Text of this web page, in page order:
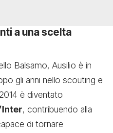
a una scelta
Balsamo, Ausilio è in
gli anni nello scouting e
è diventato
, contribuendo alla
di tornare